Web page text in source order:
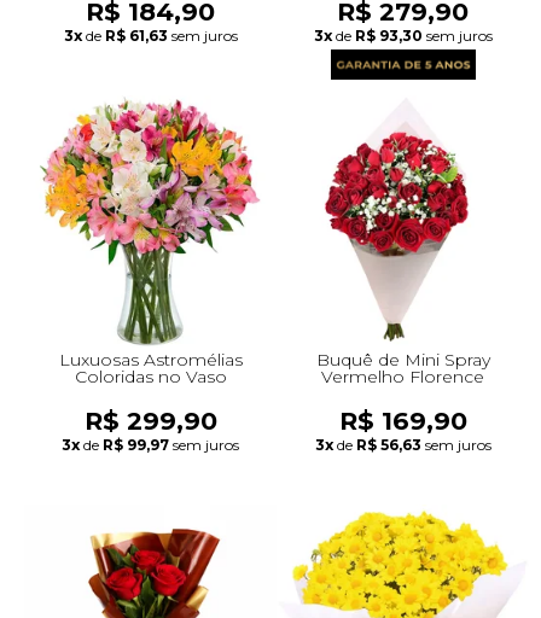
R$ 184,90
3x de R$ 61,63 sem juros
R$ 279,90
3x de R$ 93,30 sem juros
Luxuosas Astromélias
Coloridas no Vaso
R$ 299,90
3x de R$ 99,97 sem juros
Buquê de Mini Spray
Vermelho Florence
R$ 169,90
3x de R$ 56,63 sem juros